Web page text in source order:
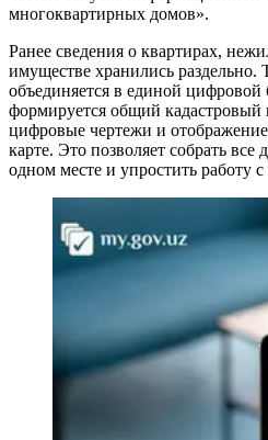
многоквартирных домов».
Ранее сведения о квартирах,
имуществе хранились раздельно.
объединяется в единой цифровой
формируется общий кадастровый
цифровые чертежи и
карте. Это позволяет собрать
одном месте и упростить работу